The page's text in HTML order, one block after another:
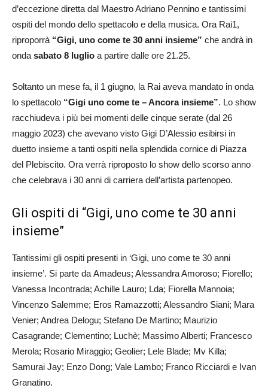
d’eccezione diretta dal Maestro Adriano Pennino e tantissimi
ospiti del mondo dello spettacolo e della musica. Ora Rai1,
riproporrà “Gigi, uno come te 30 anni insieme” che andrà in
onda sabato 8 luglio a partire dalle ore 21.25.
Soltanto un mese fa, il 1 giugno, la Rai aveva mandato in onda
lo spettacolo “Gigi uno come te – Ancora insieme”. Lo show
racchiudeva i più bei momenti delle cinque serate (dal 26
maggio 2023) che avevano visto Gigi D’Alessio esibirsi in
duetto insieme a tanti ospiti nella splendida cornice di Piazza
del Plebiscito. Ora verrà riproposto lo show dello scorso anno
che celebrava i 30 anni di carriera dell’artista partenopeo.
Gli ospiti di “Gigi, uno come te 30 anni
insieme”
Tantissimi gli ospiti presenti in ‘Gigi, uno come te 30 anni
insieme’. Si parte da Amadeus; Alessandra Amoroso; Fiorello;
Vanessa Incontrada; Achille Lauro; Lda; Fiorella Mannoia;
Vincenzo Salemme; Eros Ramazzotti; Alessandro Siani; Mara
Venier; Andrea Delogu; Stefano De Martino; Maurizio
Casagrande; Clementino; Luchè; Massimo Alberti; Francesco
Merola; Rosario Miraggio; Geolier; Lele Blade; Mv Killa;
Samurai Jay; Enzo Dong; Vale Lambo; Franco Ricciardi e Ivan
Granatino.